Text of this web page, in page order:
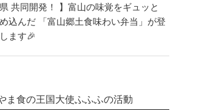
共同開発！ 】富山の味覚をギュッと
込んだ 「富山郷土食味わい弁当」が登
ます🎉
ま食の王国大使ふふふの活動